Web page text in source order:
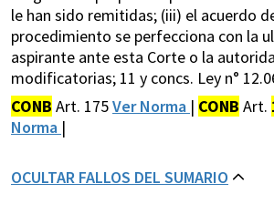
le han sido remitidas; (iii) el acuerdo
procedimiento se perfecciona con la
aspirante ante esta Corte o la
modificatorias; 11 y concs. Ley n°
CONB Art. 175Ver Norma | CONB Art.
Norma |
OCULTAR FALLOS DEL SUMARIO